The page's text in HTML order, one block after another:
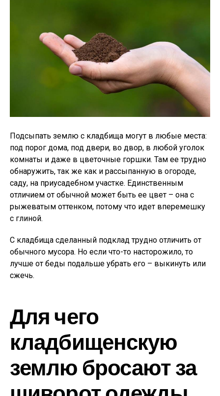
Подсыпать землю с кладбища могут в любые места:
под порог дома, под двери, во двор, в любой уголок
комнаты и даже в цветочные горшки. Там ее трудно
обнаружить, так же как и рассыпанную в огороде,
саду, на приусадебном участке. Единственным
отличием от обычной может быть ее цвет – она с
рыжеватым оттенком, потому что идет вперемешку
с глиной.
С кладбища сделанный подклад трудно отличить от
обычного мусора. Но если что-то насторожило, то
лучше от беды подальше убрать его – выкинуть или
сжечь.
Для чего
кладбищенскую
землю бросают за